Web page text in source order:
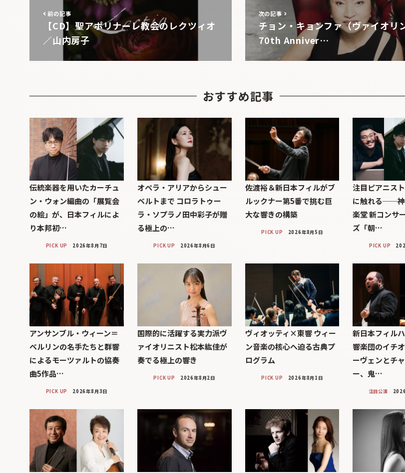
前の記事
【CD】聖アポリナーレ教会のレクツィオ
／山内房子
次の記事
チョン・キョンファ（ヴァイオリ
70th Anniver…
おすすめ記事
伝統楽器を用いたカーチュ
ン・ウォン編曲の「展覧会
の絵」が、日本フィルによ
り本邦初…
PICK UP 2026年8月7日
オペラ・アリアからシュー
ベルトまで コロラトゥー
ラ・ソプラノ田中彩子が贈
る極上の…
PICK UP 2026年8月6日
佐渡裕＆新日本フィルがブ
ルックナー第5番で挑む巨
大な響きの構築
PICK UP 2026年8月5日
注目ピアニス
に触れる──神
楽堂 新コンサ
ズ「朝…
PICK UP
アンサンブル・ウィーン＝
ベルリンの名手たちと群響
によるモーツァルトの協奏
曲5作品…
PICK UP 2026年8月3日
国際的に活躍する実力派ヴ
ァイオリニスト松本紘佳が
奏でる極上の響き
PICK UP 2026年8月2日
ヴィオッティ×東響 ウィー
ン音楽の核心へ迫る古典プ
ログラム
PICK UP 2026年8月1日
新日本フィル
響楽団のイチ
ーヴェンとチ
ー、鬼…
注目公演